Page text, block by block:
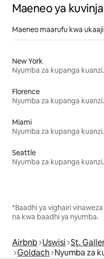
Maeneo ya
Maeneo maarufu kwa
New York
Florence
Miami
Seattle
*Baadhi ya vighairi
na kwa baadhi ya nyumba.
Airbnb Uswisi St.
Goldach Nyumba za